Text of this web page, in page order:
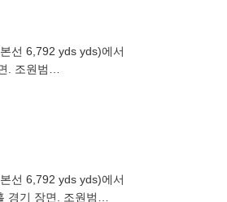
선 6,792 yds yds)에서
. 조원범
선 6,792 yds yds)에서
경기 장면. 조원범